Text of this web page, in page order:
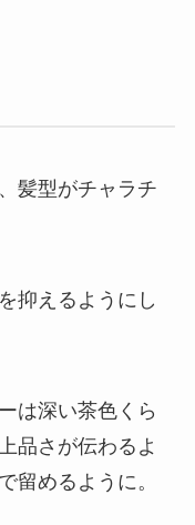
髪型がチャラチ
抑えるようにし
は深い茶色くら
品さが伝わるよ
留めるように。